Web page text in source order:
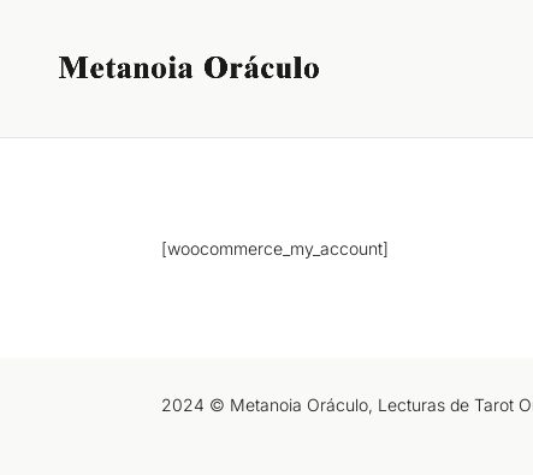
[woocommerce_my_account]
2024 © Metanoia Oráculo, Lecturas de Tarot